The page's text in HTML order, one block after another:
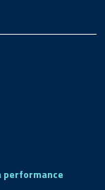
performance